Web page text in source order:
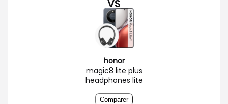
VS
honor
magic8 lite plus
headphones lite
Comparer